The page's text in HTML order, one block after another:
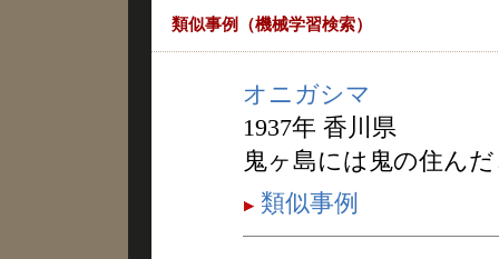
類似事例（機械学習検索）
オニガシマ
1937年 香川県
鬼ヶ島には鬼の住ん
類似事例